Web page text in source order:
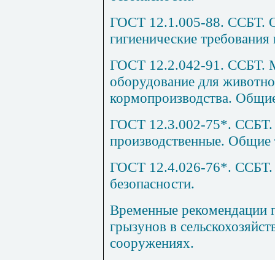
ГОСТ 12.1.005-88. ССБТ.
гигиенические
ГОСТ 12.2.042-91. ССБТ.
оборудование для
кормопроизводства.
ГОСТ 12.3.002-75*. ССБТ.
производственные. Общие
ГОСТ 12.4.026-76*. ССБТ.
безопасности.
Временные
грызунов в
сооружениях.